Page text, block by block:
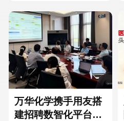
万华化学携手用友搭
建招聘数智化平台，